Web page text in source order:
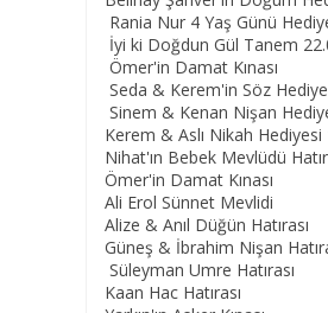
Rania Nur 4 Yaş Günü
İyi ki Doğdun Gül Tanem
Ömer'in Damat Kınası
Seda & Kerem'in Söz
Sinem & Kenan Nişan
Kerem & Aslı Nikah Hediyesi
Nihat'ın Bebek Mevlüdü
Ömer'in Damat Kınası
Ali Erol Sünnet Mevlidi
Alize & Anıl Düğün Hatırası
Güneş & İbrahim Nişan
Süleyman Umre Hatırası
Kaan Hac Hatırası